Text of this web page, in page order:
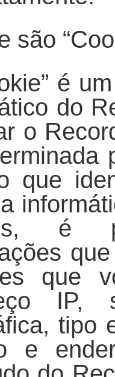
são
é
do
o
que
é
que
IP,
tipo
e